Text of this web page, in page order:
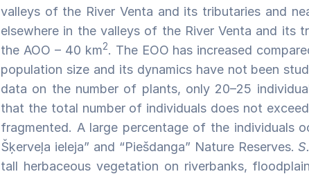
valleys of the River Venta and its tributaries and
elsewhere in the valleys of the River Venta and its
the AOO – 40 km2. The EOO has increased
population size and its dynamics have not been
data on the number of plants, only 20–25
that the total number of individuals does not
fragmented. A large percentage of the individuals
Šķerveļa ieleja” and “Piešdanga” Nature Reserves.
tall herbaceous vegetation on riverbanks,